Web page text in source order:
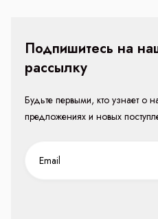
Подпишитесь на
рассылку
Будьте первыми, кто узнает о
предложениях и новых